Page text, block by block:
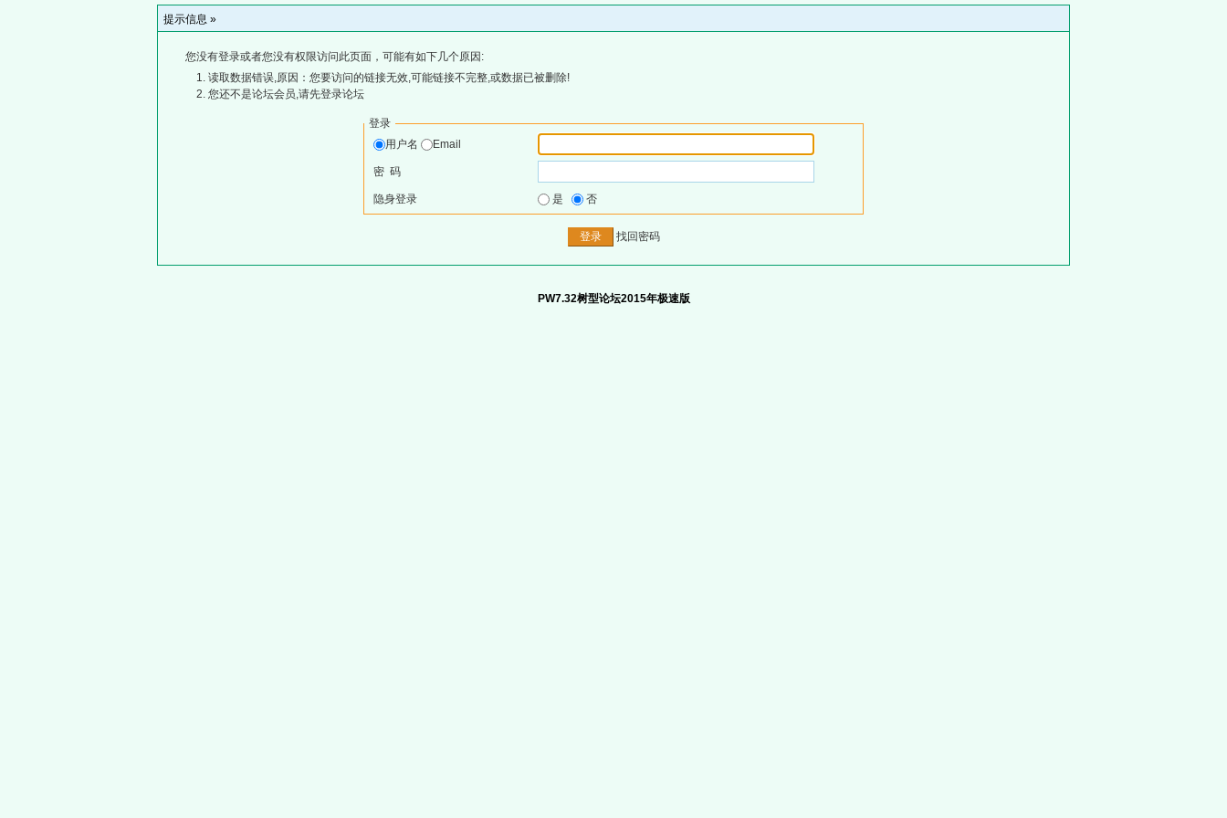
提示信息 »
您没有登录或者您没有权限访问此页面，可能有如下几个原因:
读取数据错误,原因：您要访问的链接无效,可能链接不完整,或数据已被删除!
您还不是论坛会员,请先登录论坛
登录
用户名
Email
密 码
隐身登录 是 否
找回密码
PW7.32树型论坛2015年极速版